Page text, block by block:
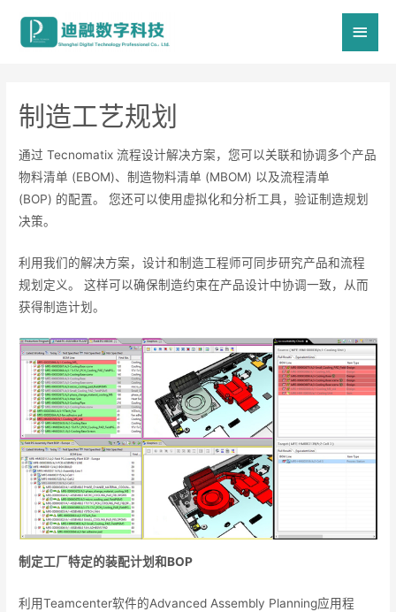
主
制造工艺规划
通过 Tecnomatix 流程设计解决方案，您可以关联和协调多个产品
物料清单 (EBOM)、制造物料清单 (MBOM) 以及流程清单
(BOP) 的配置。 您还可以使用虚拟化和分析工具，验证制造规划
决策。
利用我们的解决方案，设计和制造工程师可同步研究产品和流程
规划定义。 这样可以确保制造约束在产品设计中协调一致，从而
获得制造计划。
制定工厂特定的装配计划和BOP
利用Teamcenter软件的Advanced Assembly Planning应用程